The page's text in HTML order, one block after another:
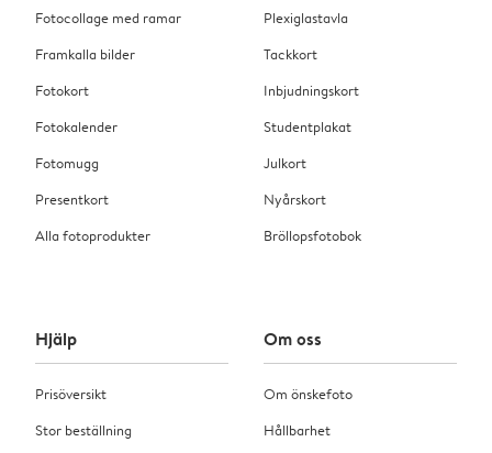
Fotocollage med ramar
Framkalla bilder
Fotokort
Fotokalender
Fotomugg
Presentkort
Alla fotoprodukter
Plexiglastavla
Tackkort
Inbjudningskort
Studentplakat
Julkort
Nyårskort
Bröllopsfotobok
Hjälp
Prisöversikt
Stor beställning
Om oss
Om önskefoto
Hållbarhet